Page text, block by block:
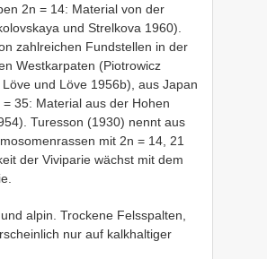
2n = 14: Material von der
und Strelkova 1960).
zahlreichen Fundstellen in der
Westkarpaten (Piotrowicz
und Löve 1956b), aus Japan
35: Material aus der Hohen
Turesson (1930) nennt aus
mit 2n = 14, 21
der Viviparie wächst mit dem
alpin. Trockene Felsspalten,
nur auf kalkhaltiger